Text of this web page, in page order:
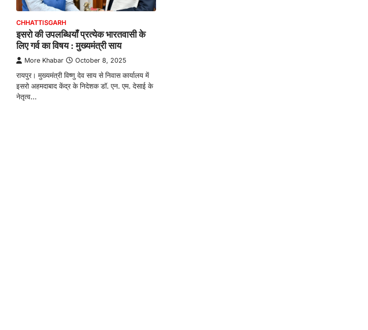
CHHATTISGARH
इसरो की उपलब्धियाँ प्रत्येक भारतवासी के
लिए गर्व का विषय : मुख्यमंत्री साय
More Khabar October 8, 2025
रायपुर। मुख्यमंत्री विष्णु देव साय से निवास कार्यालय में
इसरो अहमदाबाद केंद्र के निदेशक डॉ. एन. एम. देसाई के
नेतृत्व…